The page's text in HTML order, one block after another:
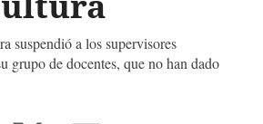
suspendió a los supervisores
grupo de docentes, que no han dado